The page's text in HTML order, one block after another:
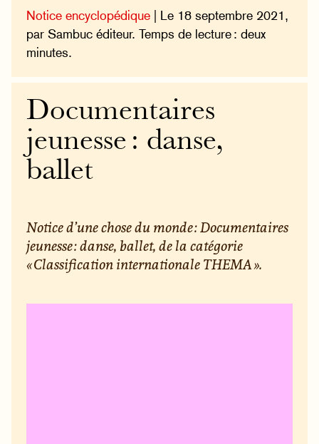
Notice encyclopédique | Le 18 septembre 2021,
par Sambuc éditeur. Temps de lecture : deux
minutes.
Documentaires
jeunesse : danse,
ballet
Notice d’une chose du monde : Documentaires
jeunesse : danse, ballet, de la catégorie
« Classification internationale THEMA ».